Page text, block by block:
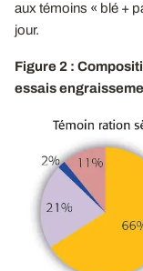
aux témoins « blé +
jour.
Figure 2 :
essais